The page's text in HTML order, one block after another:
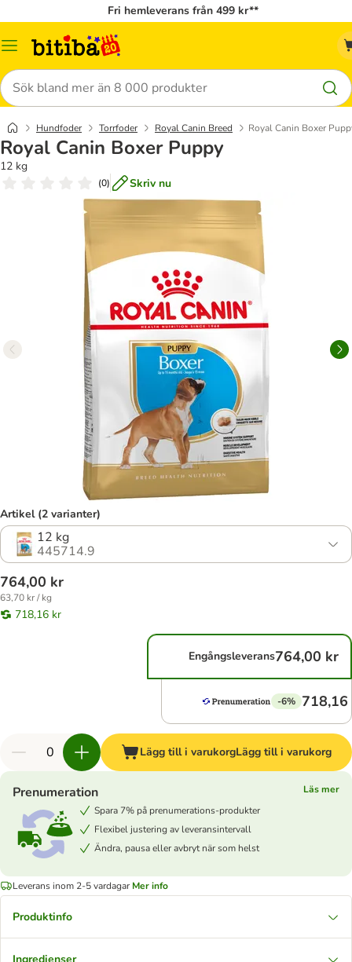
Fri hemleverans från 499 kr**
Meny
Sök
Hundfoder Torrfoder Royal Canin Breed Royal Canin Boxer
Royal Canin Boxer Puppy
12 kg
(0) Skriv nu
Artikel (2 varianter)
12 kg
445714.9
764,00 kr
63,70 kr / kg
718,16 kr
Engångsleverans764,00 kr
-6% 718,16
Lägg till i varukorgLägg till i varukorg
Prenumeration
Läs mer
Spara 7% på prenumerations-produkter
Flexibel justering av leveransintervall
Ändra, pausa eller avbryt när som helst
Leverans inom 2-5 vardagar Mer info
Produktinfo